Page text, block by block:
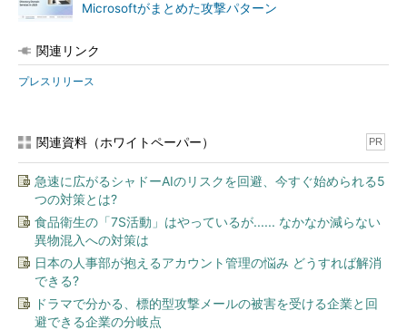
Microsoftがまとめた攻撃パターン
関連リンク
プレスリリース
関連資料（ホワイトペーパー） PR
急速に広がるシャドーAIのリスクを回避、今すぐ始められる5
つの対策とは?
食品衛生の「7S活動」はやっているが...... なかなか減らない
異物混入への対策は
日本の人事部が抱えるアカウント管理の悩み どうすれば解消
できる?
ドラマで分かる、標的型攻撃メールの被害を受ける企業と回
避できる企業の分岐点